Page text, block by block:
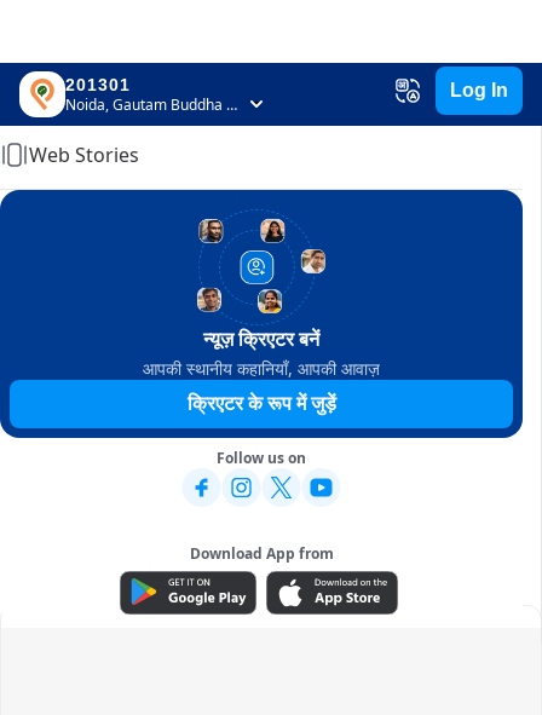
201301
Noida, Gautam Buddha Nagar, Uttar Pradesh
Log In
Home
Web Stories
न्यूज़ क्रिएटर बनें
आपकी स्थानीय कहानियाँ, आपकी आवाज़
क्रिएटर के रूप में जुड़ें
Follow us on
Download App from
ADVERTISEMENT